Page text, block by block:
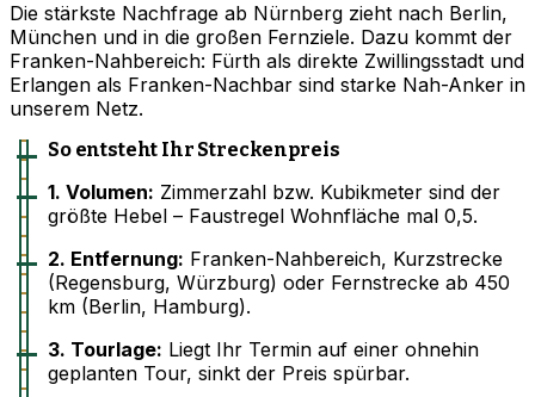
Die stärkste Nachfrage ab Nürnberg zieht nach Berlin,
München und in die großen Fernziele. Dazu kommt der
Franken-Nahbereich: Fürth als direkte Zwillingsstadt und
Erlangen als Franken-Nachbar sind starke Nah-Anker in
unserem Netz.
So entsteht Ihr Streckenpreis
1. Volumen: Zimmerzahl bzw. Kubikmeter sind der
größte Hebel – Faustregel Wohnfläche mal 0,5.
2. Entfernung: Franken-Nahbereich, Kurzstrecke
(Regensburg, Würzburg) oder Fernstrecke ab 450
km (Berlin, Hamburg).
3. Tourlage: Liegt Ihr Termin auf einer ohnehin
geplanten Tour, sinkt der Preis spürbar.